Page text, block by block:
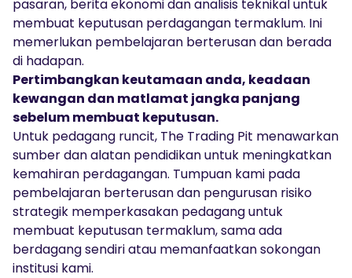
pasaran, berita ekonomi dan analisis teknikal untuk
membuat keputusan perdagangan termaklum. Ini
memerlukan pembelajaran berterusan dan berada
di hadapan.
Pertimbangkan keutamaan anda, keadaan
kewangan dan matlamat jangka panjang
sebelum membuat keputusan.
Untuk pedagang runcit, The Trading Pit menawarkan
sumber dan alatan pendidikan untuk meningkatkan
kemahiran perdagangan. Tumpuan kami pada
pembelajaran berterusan dan pengurusan risiko
strategik memperkasakan pedagang untuk
membuat keputusan termaklum, sama ada
berdagang sendiri atau memanfaatkan sokongan
institusi kami.